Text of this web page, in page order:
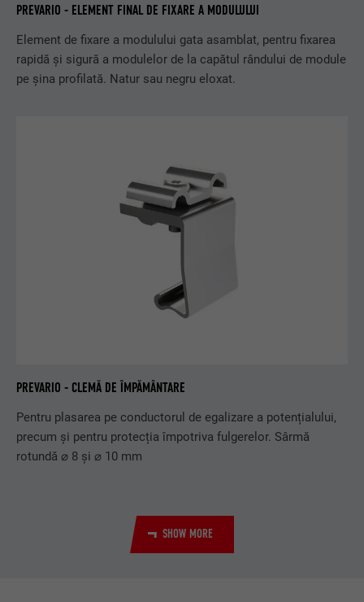
PREVARIO - ELEMENT FINAL DE FIXARE A MODULULUI
Element de fixare a modulului gata asamblat, pentru fixarea
rapidă și sigură a modulelor de la capătul rândului de module
pe șina profilată. Natur sau negru eloxat.
PREVARIO - CLEMĂ DE ÎMPĂMÂNTARE
Pentru plasarea pe conductorul de egalizare a potențialului,
precum și pentru protecția împotriva fulgerelor. Sârmă
rotundă ⌀ 8 și ⌀ 10 mm
SHOW MORE